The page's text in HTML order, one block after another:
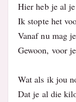
Hier heb je al
Ik stopte het
Vanaf nu mag
Gewoon, voor
Wat als ik jou
Dat je al die